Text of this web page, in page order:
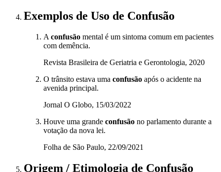
Exemplos de Uso de Confusão
A confusão mental é um sintoma comum em pacientes
com demência.
Revista Brasileira de Geriatria e Gerontologia, 2020
O trânsito estava uma confusão após o acidente na
avenida principal.
Jornal O Globo, 15/03/2022
Houve uma grande confusão no parlamento durante a
votação da nova lei.
Folha de São Paulo, 22/09/2021
Origem / Etimologia de Confusão